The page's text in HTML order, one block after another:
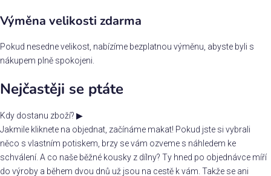
Výměna velikosti zdarma
Pokud nesedne velikost, nabízíme bezplatnou výměnu, abyste byli s
nákupem plně spokojeni.
Nejčastěji se ptáte
Kdy dostanu zboží? ▶
Jakmile kliknete na objednat, začínáme makat! Pokud jste si vybrali
něco s vlastním potiskem, brzy se vám ozveme s náhledem ke
schválení. A co naše běžné kousky z dílny? Ty hned po objednávce míří
do výroby a během dvou dnů už jsou na cestě k vám. Takže se ani